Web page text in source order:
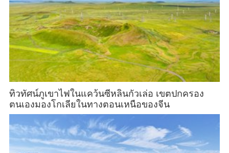
ทิวทัศน์ภูเขาไฟในแคว้นซีหลินกัวเล่อ เขตปกครอง
ตนเองมองโกเลียในทางตอนเหนือของจีน